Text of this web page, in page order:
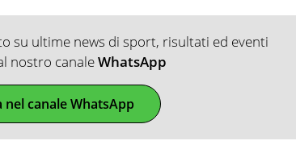
su ultime news di sport, risultati ed eventi
nostro canaleWhatsApp
nel canale WhatsApp